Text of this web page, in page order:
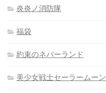
炎炎ノ消防隊
福袋
約束のネバーランド
美少女戦士セーラームーン